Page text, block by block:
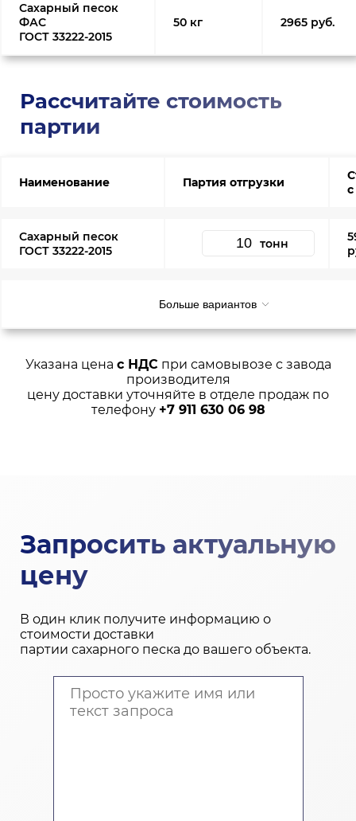
Сахарный песок
ФАС
ГОСТ 33222-2015
50 кг 2965 руб.
Рассчитайте стоимость
партии
Наименование Партия отгрузки
Сахарный песок
ГОСТ 33222-2015
тонн
Больше вариантов
Указана цена с НДС при самовывозе с завода
производителя
цену доставки уточняйте в отделе продаж по
телефону +7 911 630 06 98
Запросить актуальную
цену
В один клик получите информацию о
стоимости доставки
партии сахарного песка до вашего объекта.